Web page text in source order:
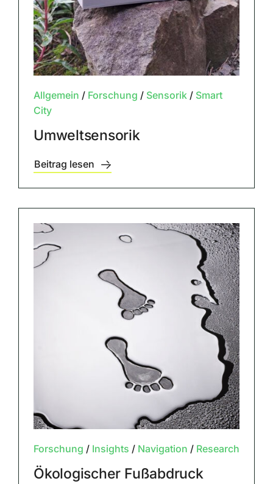
Allgemein / Forschung / Sensorik/ Smart
City
Umweltsensorik
Beitrag lesen
Forschung / Insights / Navigation / Research
Ökologischer Fußabdruck